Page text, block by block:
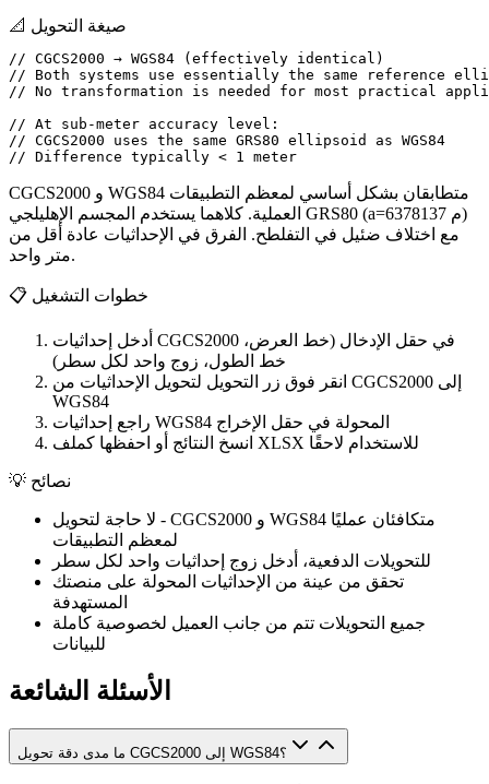
📐 صيغة التحويل
// CGCS2000 → WGS84 (effectively identical)
// Both systems use essentially the same reference
// No transformation is needed for most practical
// At sub-meter accuracy level:
// CGCS2000 uses the same GRS80 ellipsoid as WGS84
CGCS2000 و WGS84 متطابقان بشكل أساسي لمعظم التطبيقات
العملية. كلاهما يستخدم المجسم الإهليلجي GRS80 (a=6378137 م)
مع اختلاف ضئيل في التفلطح. الفرق في الإحداثيات عادة أقل من
متر واحد.
📋 خطوات التشغيل
أدخل إحداثيات CGCS2000 في حقل الإدخال (خط العرض،
خط الطول، زوج واحد لكل سطر)
انقر فوق زر التحويل لتحويل الإحداثيات من CGCS2000 إلى
WGS84
راجع إحداثيات WGS84 المحولة في حقل الإخراج
انسخ النتائج أو احفظها كملف XLSX للاستخدام لاحقًا
💡 نصائح
لا حاجة لتحويل - CGCS2000 و WGS84 متكافئان عمليًا
لمعظم التطبيقات
للتحويلات الدفعية، أدخل زوج إحداثيات واحد لكل سطر
تحقق من عينة من الإحداثيات المحولة على منصتك
المستهدفة
جميع التحويلات تتم من جانب العميل لخصوصية كاملة
للبيانات
الأسئلة الشائعة
ما مدى دقة تحويل CGCS2000 إلى WGS84؟